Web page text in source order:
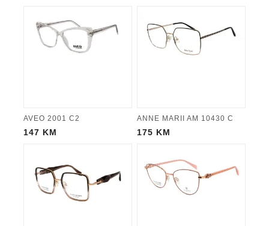
AVEO 2001 C2
147 KM
ANNE MARII AM 10430 C
175 KM